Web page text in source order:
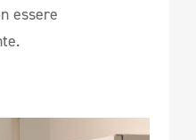
essere